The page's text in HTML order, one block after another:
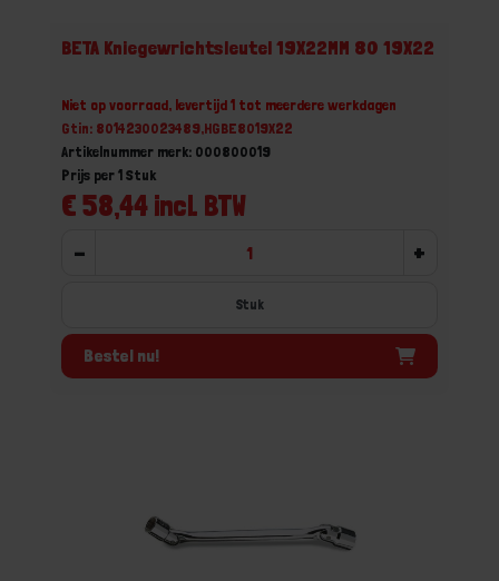
BETA Kniegewrichtsleutel 19X22MM 80 19X22
Niet op voorraad, levertijd 1 tot meerdere werkdagen
Gtin: 8014230023489,HGBE8019X22
Artikelnummer merk: 000800019
€ 58,44 incl. BTW
Prijs per 1 Stuk
- +
Stuk
Bestel nu!